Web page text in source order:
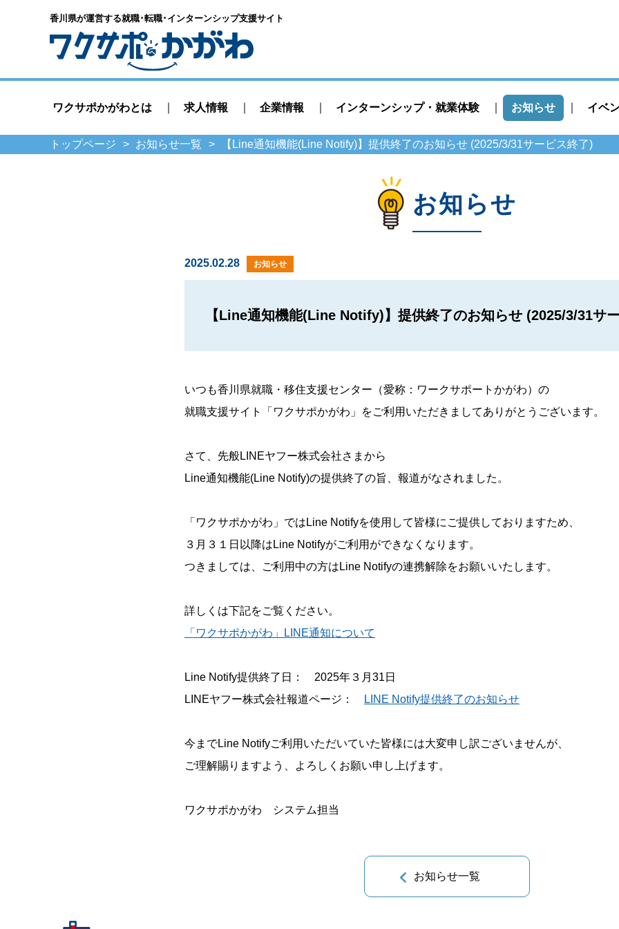
香川県が運営する就職･転職･ インターンシップ支援サイト
ワクサポかがわとは 求人情報 企業情報 インターンシップ・就業体験 お知らせ イベ
トップページ お知らせ一覧 【Line通知機能(Line Notify)】提供終了のお知らせ (2025/3/31サービス終了)
お知らせ
2025.02.28 お知らせ
【Line通知機能(Line Notify)】提供終了のお知らせ (2025/3/31サ
いつも香川県就職・移住支援センター（愛称：ワークサポートかがわ）の
就職支援サイト「ワクサポかがわ」をご利用いただきましてありがとうございます。
さて、先般LINEヤフー株式会社さまから
Line通知機能(Line Notify)の提供終了の旨、報道がなされました。
「ワクサポかがわ」ではLine Notifyを使用して皆様にご提供しておりますため、
３月３１日以降はLine Notifyがご利用ができなくなります。
つきましては、ご利用中の方はLine Notifyの連携解除をお願いいたします。
詳しくは下記をご覧ください。
「ワクサポかがわ」LINE通知について
Line Notify提供終了日： 2025年３月31日
LINEヤフー株式会社報道ページ：
LINE Notify提供終了のお知らせ
今までLine Notifyご利用いただいていた皆様には大変申し訳ございませんが、
ご理解賜りますよう、よろしくお願い申し上げます。
ワクサポかがわ システム担当
お知らせ一覧